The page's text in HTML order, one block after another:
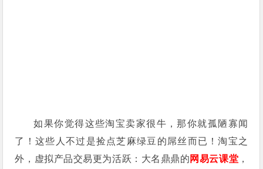
如果你觉得这些淘宝卖家很牛，那你就孤陋寡闻
了！这些人不过是捡点芝麻绿豆的屌丝而已！淘宝之
外，虚拟产品交易更为活跃：大名鼎鼎的 网易云课堂 ，